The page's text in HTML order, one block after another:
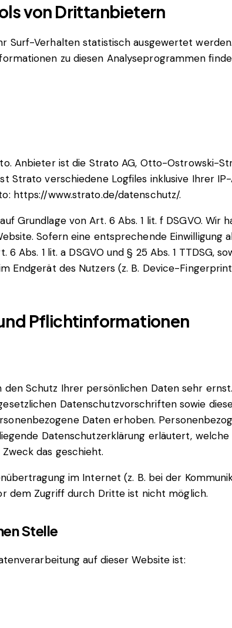
von Drittanbietern
Surf-Verhalten statistisch ausgewertet
zu diesen Analyseprogrammen
Anbieter ist die Strato AG, Otto-Ostrowski-
Strato verschiedene Logfiles inklusive Ihrer
https://www.strato.de/datenschutz/.
Grundlage von Art. 6 Abs. 1 lit. f DSGVO.
Sofern eine entsprechende
Abs. 1 lit. a DSGVO und § 25 Abs. 1 TTDSG,
Endgerät des Nutzers (z. B. Device-
Pflichtinformationen
Schutz Ihrer persönlichen Daten sehr
Datenschutzvorschriften sowie
Daten erhoben.
Datenschutzerklärung erläutert,
das geschieht.
im Internet (z. B. bei der
dem Zugriff durch Dritte ist nicht möglich.
Stelle
auf dieser Website ist: